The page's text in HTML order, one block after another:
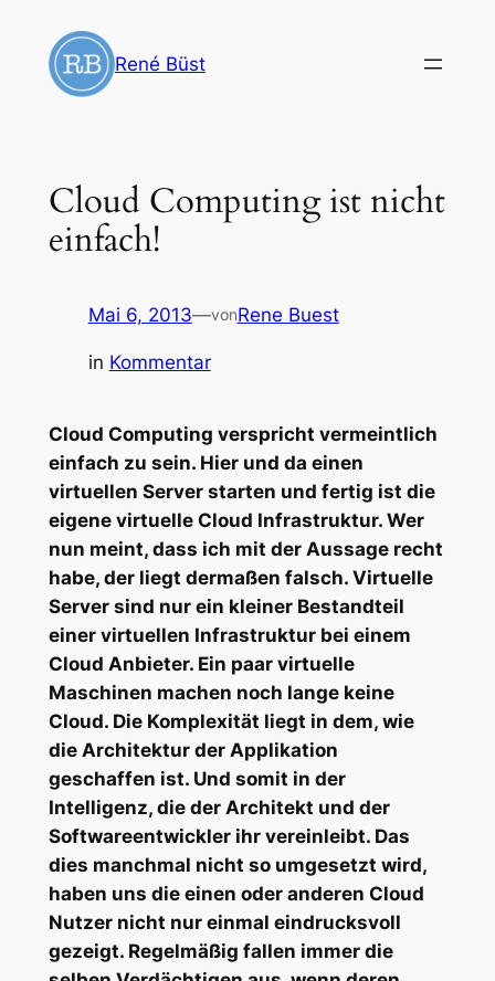
Inhalt
springen
René Büst
Cloud Computing ist nicht
einfach!
Mai 6, 2013—vonRene Buest
in Kommentar
Cloud Computing verspricht vermeintlich
einfach zu sein. Hier und da einen
virtuellen Server starten und fertig ist die
eigene virtuelle Cloud Infrastruktur. Wer
nun meint, dass ich mit der Aussage recht
habe, der liegt dermaßen falsch. Virtuelle
Server sind nur ein kleiner Bestandteil
einer virtuellen Infrastruktur bei einem
Cloud Anbieter. Ein paar virtuelle
Maschinen machen noch lange keine
Cloud. Die Komplexität liegt in dem, wie
die Architektur der Applikation
geschaffen ist. Und somit in der
Intelligenz, die der Architekt und der
Softwareentwickler ihr vereinleibt. Das
dies manchmal nicht so umgesetzt wird,
haben uns die einen oder anderen Cloud
Nutzer nicht nur einmal eindrucksvoll
gezeigt. Regelmäßig fallen immer die